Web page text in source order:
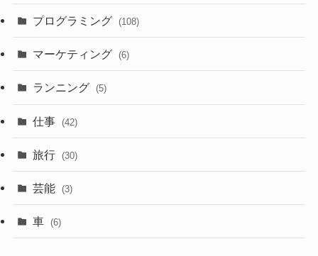
プログラミング (108)
マーケティング (6)
ランニング (5)
仕事 (42)
旅行 (30)
芸能 (3)
車 (6)